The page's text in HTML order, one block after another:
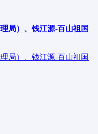
局）、钱江源-百山祖国
局）、钱江源-百山祖国